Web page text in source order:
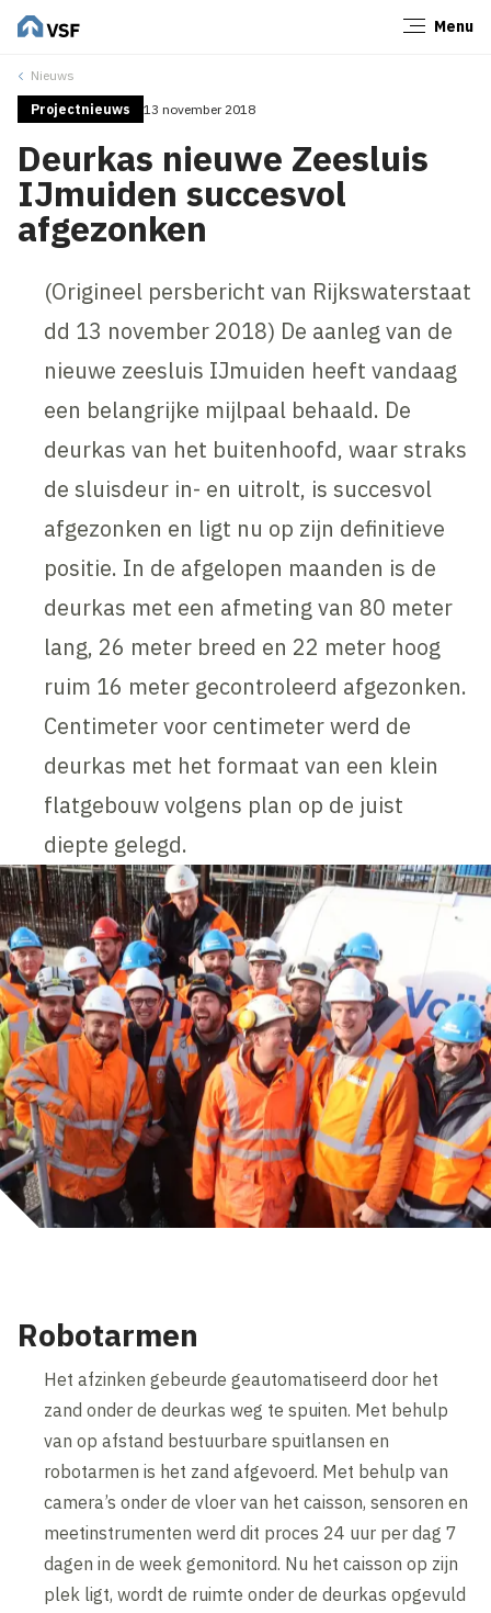
Menu
Nieuws
Projectnieuws 13 november 2018
Deurkas nieuwe Zeesluis
IJmuiden succesvol
afgezonken
(Origineel persbericht van Rijkswaterstaat
dd 13 november 2018) De aanleg van de
nieuwe zeesluis IJmuiden heeft vandaag
een belangrijke mijlpaal behaald. De
deurkas van het buitenhoofd, waar straks
de sluisdeur in- en uitrolt, is succesvol
afgezonken en ligt nu op zijn definitieve
positie. In de afgelopen maanden is de
deurkas met een afmeting van 80 meter
lang, 26 meter breed en 22 meter hoog
ruim 16 meter gecontroleerd afgezonken.
Centimeter voor centimeter werd de
deurkas met het formaat van een klein
flatgebouw volgens plan op de juist
diepte gelegd.
Robotarmen
Het afzinken gebeurde geautomatiseerd door het
zand onder de deurkas weg te spuiten. Met behulp
van op afstand bestuurbare spuitlansen en
robotarmen is het zand afgevoerd. Met behulp van
camera’s onder de vloer van het caisson, sensoren en
meetinstrumenten werd dit proces 24 uur per dag 7
dagen in de week gemonitord. Nu het caisson op zijn
plek ligt, wordt de ruimte onder de deurkas opgevuld
Sluiten